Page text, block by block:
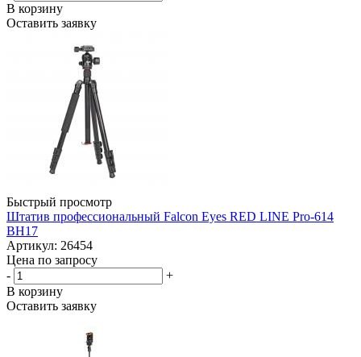
В корзину
Оставить заявку
Быстрый просмотр
Штатив профессиональный Falcon Eyes RED LINE Pro-614
BH17
Артикул: 26454
Цена по запросу
-
+
В корзину
Оставить заявку